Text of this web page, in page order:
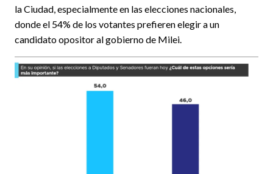
la Ciudad, especialmente en las elecciones nacionales,
donde el 54% de los votantes prefieren elegir a un
candidato opositor al gobierno de Milei.